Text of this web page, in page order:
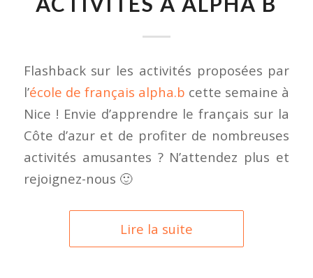
Flashback sur les activités proposées par
l’école de français alpha.b cette semaine à
Nice ! Envie d’apprendre le français sur la
Côte d’azur et de profiter de nombreuses
activités amusantes ? N’attendez plus et
rejoignez-nous 🙂
Lire la suite